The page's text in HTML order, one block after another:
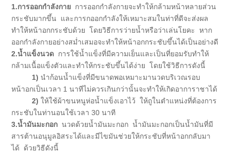
1.การออกกำลังกาย การออกกำลังกายจะทำให้กล้ามหน้าหลายส่วน
กระชับมากขึ้น และการกออกกำลังให้เหมาะสมในท่าที่ดีจะส่งผล
ทำให้หน้าอกกระชับด้วย โดยวิธีการว่ายน้ำหรือว่าเล่นโยคะ หาก
ออกกำลังกายอย่างสม่ำเสมอจะทำให้หน้าอกกระชับขึ้นได้เป็นอย่างดี
2.น้ำแข็งนวด การใช้น้ำแข็งที่มีความเย็นและเป็นที่ยอมรับทำให้
กล้ามเนื้อแข็งตัวและทำให้กระชับขึ้นได้ง่าย โดยใช้วิธีการดังนี้
1) นำก้อนน้ำแข็งที่มีขนาดพอเหมาะมานวดบริเวณรอบ
หน้าอกเป็นเวลา 1 นาทีไม่ควรเกินกว่านั้นจะทำให้เกิดอาการาชาได้
2) ให้ใช้ผ้าขนหนูห่อน้ำแข็งเอาไว้ ให้ถูในตำแหน่งที่ต้องการ
กระชับในท่านอนใช้เวลา 30 นาที
3.น้ำมันมะกอก นวดด้วยน้ำมันมะกอก น้ำมันมะกอกเป็นน้ำมันที่มี
สารต้านอนุมูลอิสระได้และมีไขมันช่วยให้กระชับที่หน้าอกกลับมา
ได้ ด้วยวิธีดังนี้